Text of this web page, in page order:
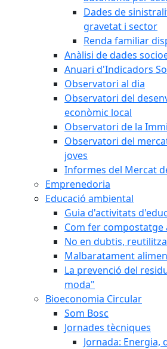
Dades de
gravetat i sector
Renda familiar
Anàlisi de dades
Anuari d'Indicadors
Observatori al dia
Observatori del
econòmic local
Observatori de la
Observatori del
joves
Informes del Mercat
Emprenedoria
Educació ambiental
Guia d'activitats
Com fer compostatge
No en dubtis,
Malbaratament
La prevenció del
moda"
Bioeconomia Circular
Som Bosc
Jornades tècniques
Jornada: Energia,